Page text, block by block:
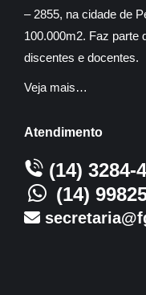
– 2855, na cidade de
100.000m2. Faz parte
discentes e docentes.
Veja mais…
Atendimento
(14) 3284-
(14)